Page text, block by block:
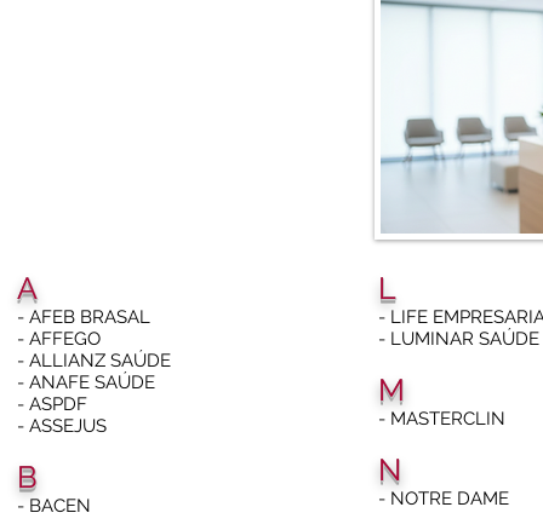
A
- AFEB BRASAL
- AFFEGO
- ALLIANZ SAÚDE
- ANAFE SAÚDE
- ASPDF
- ASSEJUS
B
- BACEN
L
- LIFE
- LUMINAR SAÚDE
M
- MASTERCLIN
N
- NOTRE DAME